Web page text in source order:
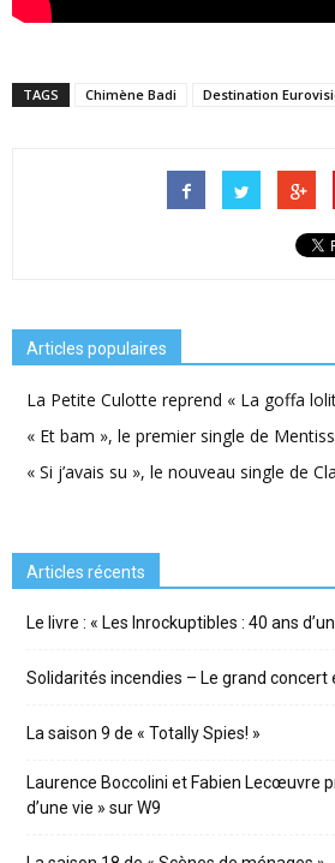
TAGS Chimène Badi Destination
Articles populaires
La Petite Culotte reprend « La goffa
« Et bam », le premier single de
« Si j’avais su », le nouveau single de
Articles récents
Le livre : « Les Inrockuptibles : 40 ans
Solidarités incendies – Le grand concert
La saison 9 de « Totally Spies! »
Laurence Boccolini et Fabien Lecœuvre
d’une vie » sur W9